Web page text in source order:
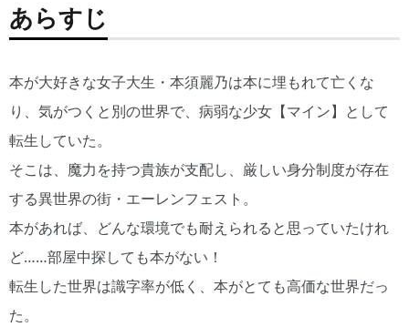
あらすじ
本が大好きな女子大生・本須麗乃は本に埋もれて亡くな
り、気がつくと別の世界で、病弱な少女【マイン】として
転生していた。
そこは、魔力を持つ貴族が支配し、厳しい身分制度が存在
する異世界の街・エーレンフェスト。
本があれば、どんな環境でも耐えられると思っていたけれ
ど……部屋中探しても本がない！
転生した世界は識字率が低く、本がとても高価な世界だっ
た。